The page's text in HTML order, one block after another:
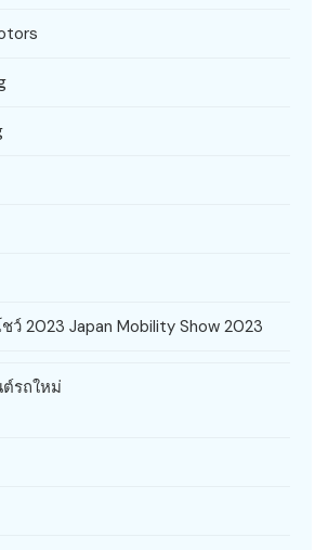
ว์ 2023 Japan Mobility Show 2023
รถใหม่